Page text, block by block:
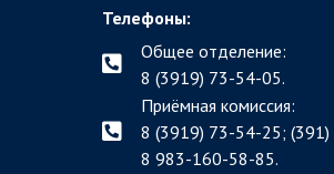
Телефоны:
Общее отделение:
8 (3919) 73-54-05.
Приёмная комиссия:
8 (3919) 73-54-25; (391)
8 983-160-58-85.